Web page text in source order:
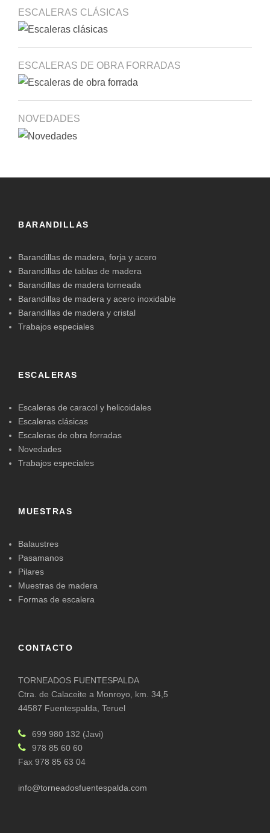
ESCALERAS CLÁSICAS
ESCALERAS DE OBRA FORRADAS
NOVEDADES
BARANDILLAS
Barandillas de madera, forja y acero
Barandillas de tablas de madera
Barandillas de madera torneada
Barandillas de madera y acero inoxidable
Barandillas de madera y cristal
Trabajos especiales
ESCALERAS
Escaleras de caracol y helicoidales
Escaleras clásicas
Escaleras de obra forradas
Novedades
Trabajos especiales
MUESTRAS
Balaustres
Pasamanos
Pilares
Muestras de madera
Formas de escalera
CONTACTO
TORNEADOS FUENTESPALDA
Ctra. de Calaceite a Monroyo, km. 34,5
44587 Fuentespalda, Teruel
699 980 132 (Javi)
978 85 60 60
Fax 978 85 63 04
info@torneadosfuentespalda.com